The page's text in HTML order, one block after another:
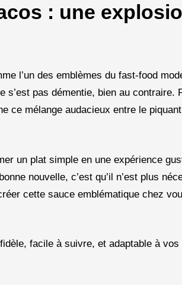
: une
l’un des emblèmes du fast-food
s’est pas démentie, bien au contraire.
ce mélange audacieux entre le
un plat simple en une expérience
nouvelle, c’est qu’il n’est plus
cette sauce emblématique chez
facile à suivre, et adaptable à